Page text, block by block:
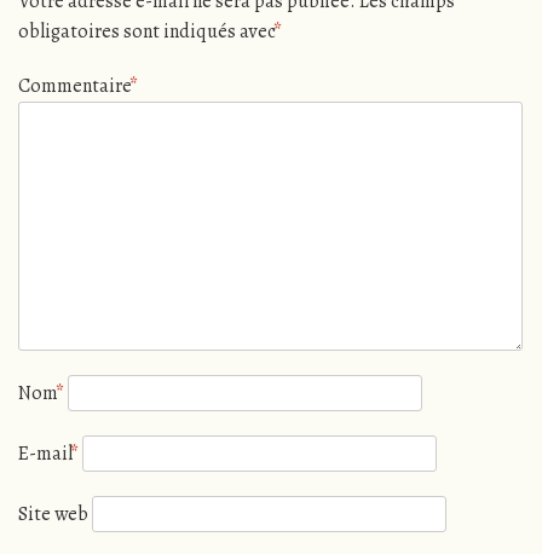
obligatoires sont indiqués avec*
Commentaire*
Nom*
E-mail*
Site web